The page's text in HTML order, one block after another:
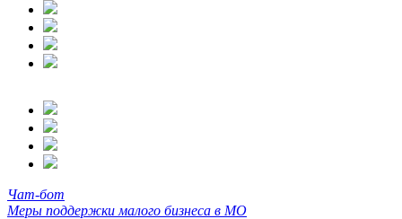
Чат-бот
Меры поддержки малого бизнеса в МО